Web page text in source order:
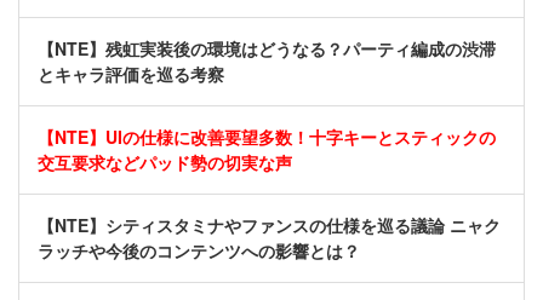
【NTE】残虹実装後の環境はどうなる？パーティ編成の渋滞
とキャラ評価を巡る考察
【NTE】UIの仕様に改善要望多数！十字キーとスティックの
交互要求などパッド勢の切実な声
【NTE】シティスタミナやファンスの仕様を巡る議論 ニャク
ラッチや今後のコンテンツへの影響とは？